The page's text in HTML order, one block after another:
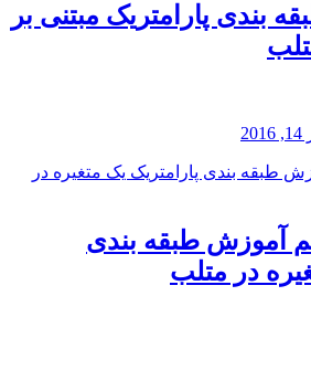
بندی پارامتریک مبتنی بر
آموزش طبقه بندی
در متلب